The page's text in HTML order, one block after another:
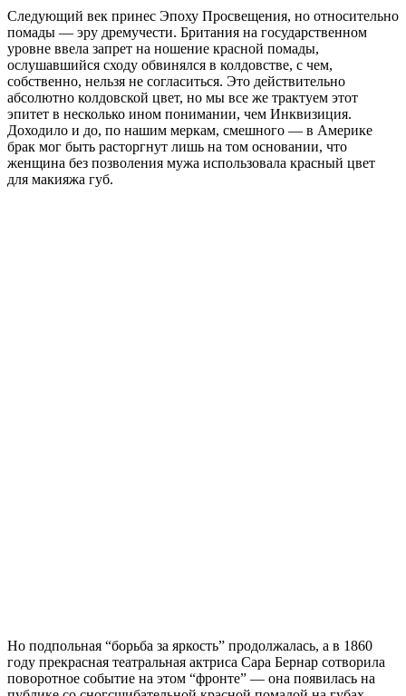
Следующий век принес Эпоху Просвещения, но относительно
помады — эру дремучести. Британия на государственном
уровне ввела запрет на ношение красной помады,
ослушавшийся сходу обвинялся в колдовстве, с чем,
собственно, нельзя не согласиться. Это действительно
абсолютно колдовской цвет, но мы все же трактуем этот
эпитет в несколько ином понимании, чем Инквизиция.
Доходило и до, по нашим меркам, смешного — в Америке
брак мог быть расторгнут лишь на том основании, что
женщина без позволения мужа использовала красный цвет
для макияжа губ.
Но подпольная “борьба за яркость” продолжалась, а в 1860
году прекрасная театральная актриса Сара Бернар сотворила
поворотное событие на этом “фронте” — она появилась на